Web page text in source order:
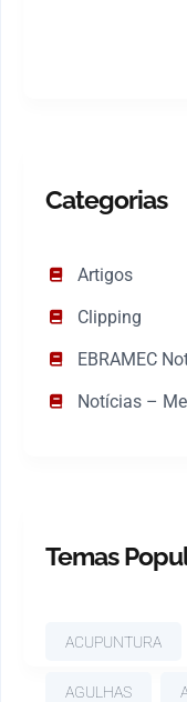
Categorias
Artigos
Clipping
EBRAMEC
Notícias –
Temas
ACUPUNTURA
AGULHAS